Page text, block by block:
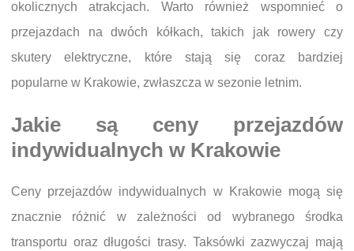
okolicznych atrakcjach. Warto również wspomnieć o
przejazdach na dwóch kółkach, takich jak rowery czy
skutery elektryczne, które stają się coraz bardziej
popularne w Krakowie, zwłaszcza w sezonie letnim.
Jakie są ceny przejazdów
indywidualnych w Krakowie
Ceny przejazdów indywidualnych w Krakowie mogą się
znacznie różnić w zależności od wybranego środka
transportu oraz długości trasy. Taksówki zazwyczaj mają